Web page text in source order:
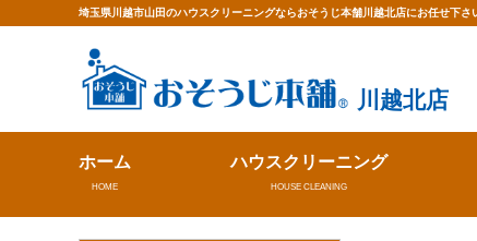
埼玉県川越市山田のハウスクリーニングならおそうじ本舗川越北店にお任せ下さ
川越北店
ホーム
HOME
ハウスクリーニング
HOUSE CLEANING